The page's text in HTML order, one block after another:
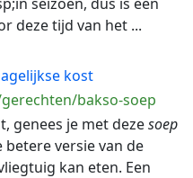
deze tijd van het ...
kost
bakso-soep
genees je met dezesoep
betere versie van de
kan eten. Een